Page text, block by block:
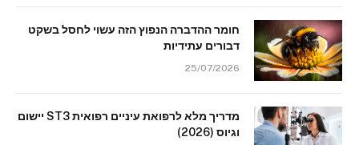
חומר ההדברה הנפוץ הזה עשוי לחסל בשקט
דבורים עתידיות
25/07/2026
מדריך מלא לרפואת עיניים רפואית ST3 יישום
וגיוס (2026)